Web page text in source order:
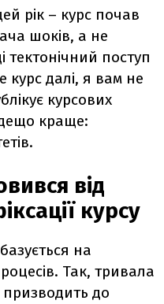
рік – курс почав
шоків, а не
тектонічний поступ
курс далі, я вам не
курсових
краще:
від
курсу
на
Так, тривала
призводить до